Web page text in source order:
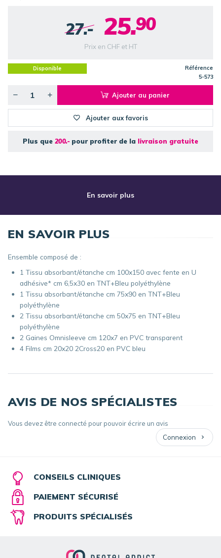
27.- 25.90
Prix en CHF et HT
Disponible
Référence
5-573
Ajouter au panier
Ajouter aux favoris
Plus que 200.- pour profiter de la livraison gratuite
En savoir plus
EN SAVOIR PLUS
Ensemble composé de :
1 Tissu absorbant/étanche cm 100x150 avec fente en U
adhésive* cm 6,5x30 en TNT+Bleu polyéthylène
1 Tissu absorbant/étanche cm 75x90 en TNT+Bleu
polyéthylène
2 Tissu absorbant/étanche cm 50x75 en TNT+Bleu
polyéthylène
2 Gaines Omnisleeve cm 120x7 en PVC transparent
4 Films cm 20x20 2Cross20 en PVC bleu
AVIS DE NOS SPÉCIALISTES
Vous devez être connecté pour pouvoir écrire un avis
Connexion
CONSEILS CLINIQUES
PAIEMENT SÉCURISÉ
PRODUITS SPÉCIALISÉS